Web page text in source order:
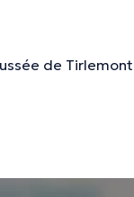
de Tirlemont